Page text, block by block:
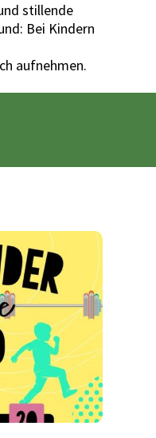
stillende
Bei Kindern
aufnehmen.